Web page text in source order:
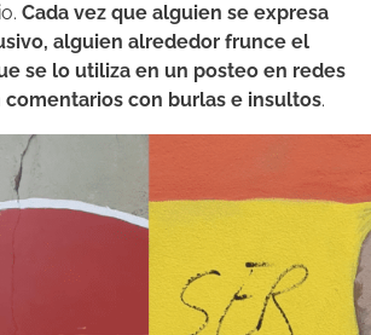
Cada vez que alguien se expresa
alguien alrededor frunce el
se lo utiliza en un posteo en redes
comentarios con burlas e insultos.